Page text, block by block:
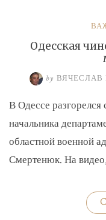
Одесская
by ВЯЧЕСЛАВ
В Одессе разгорелся
начальника
областной военной
Смертенюк. На